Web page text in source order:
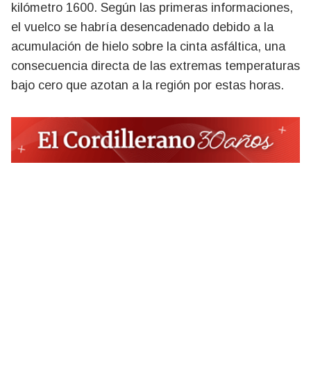
kilómetro 1600. Según las primeras informaciones,
el vuelco se habría desencadenado debido a la
acumulación de hielo sobre la cinta asfáltica, una
consecuencia directa de las extremas temperaturas
bajo cero que azotan a la región por estas horas.